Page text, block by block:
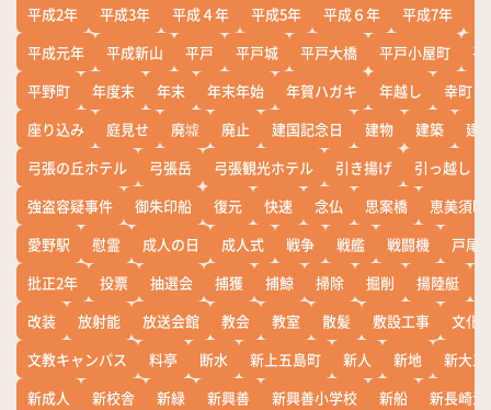
平成2年 平成3年 平成４年 平成5年 平成６年 平成7年
平成元年
平成新山 平戸 平戸城 平戸大橋 平戸小屋町
平
平野町
年度末 年末 年末年始 年賀ハガキ 年越し
幸町
座り込み
庭見せ 廃墟 廃止 建国記念日 建物 建築
建
弓張の丘ホテル
弓張岳 弓張観光ホテル 引き揚げ
引っ越し
強盗容疑事件
御朱印船 復元 快速 念仏 思案橋
恵美須町
愛野駅
慰霊 成人の日 成人式 戦争 戦艦 戦闘機
戸尾
批正2年
投票 抽選会 捕獲 捕鯨 掃除 掘削 揚陸艇
改装
放射能 放送会館 教会 教室 散髪 敷設工事
文化
文教キャンパス
料亭 断水 新上五島町 新人 新地
新大工
新成人
新校舎 新緑 新興善 新興善小学校 新船
新長崎漁